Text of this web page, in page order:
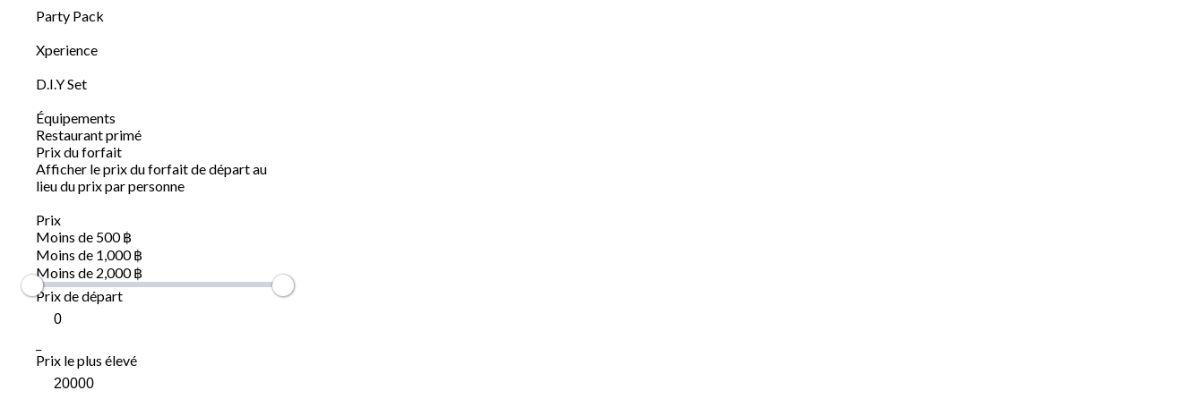
Party Pack
Xperience
D.I.Y Set
Équipements
Restaurant primé
Prix du forfait
Afficher le prix du forfait de départ au
lieu du prix par personne
Prix
Moins de 500 ฿
Moins de 1,000 ฿
Moins de 2,000 ฿
Prix de départ
Prix le plus élevé